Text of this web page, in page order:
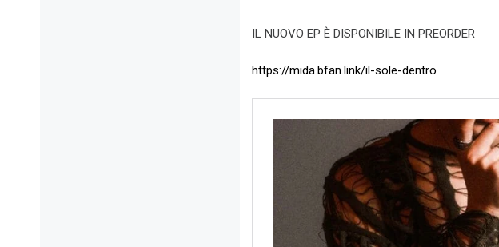
IL NUOVO EP È DISPONIBILE IN PREORDER
https://mida.bfan.link/il-sole-dentro